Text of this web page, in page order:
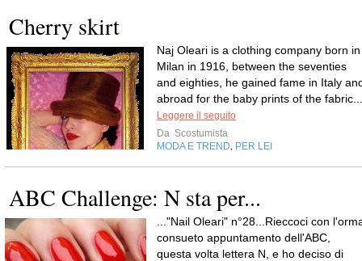
Cherry skirt
Naj Oleari is a clothing company born in
Milan in 1916, between the seventies
and eighties, he gained fame in Italy
abroad for the baby prints of the fabric...
Leggere il seguito
Da Scostumista
MODA E TREND
PER LEI
ABC Challenge: N sta per...
..."Nail Oleari" n°28...Rieccoci con
consueto appuntamento dell'ABC,
questa volta lettera N, e ho deciso di